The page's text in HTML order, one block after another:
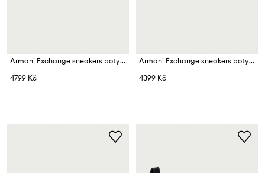
Armani Exchange sneakers boty pánské
4799 Kč
Armani Exchange sneakers boty pánské
4399 Kč